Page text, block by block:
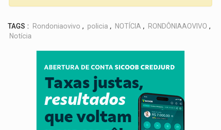
TAGS : Rondoniaovivo , policia , NOTÍCIA , RONDÔNIAAOVIVO ,
Notícia